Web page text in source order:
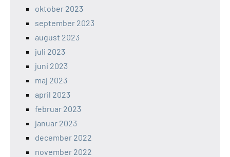
oktober 2023
september 2023
august 2023
juli 2023
juni 2023
maj 2023
april 2023
februar 2023
januar 2023
december 2022
november 2022